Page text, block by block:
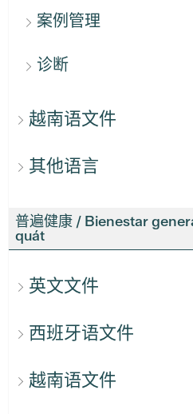
案例管理
诊断
越南语文件
其他语言
普遍健康 / Bienestar
quát
英文文件
西班牙语文件
越南语文件